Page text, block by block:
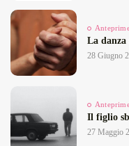
La
28 Giugno
Il figlio
27 Maggio